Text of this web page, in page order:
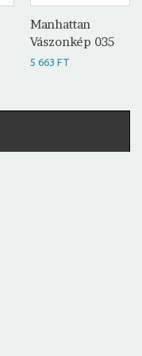
Manhattan
Vászonkép 035
5 663 FT